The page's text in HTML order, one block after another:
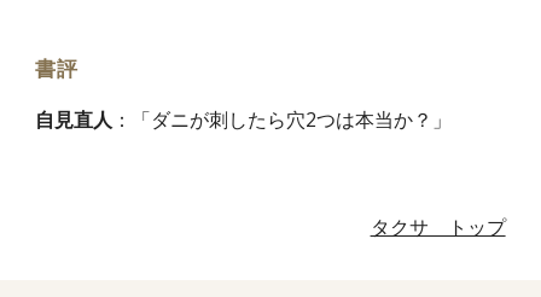
書評
自見直人 ： 「ダニが刺したら穴2つは本当か？ 」
タクサ トップ